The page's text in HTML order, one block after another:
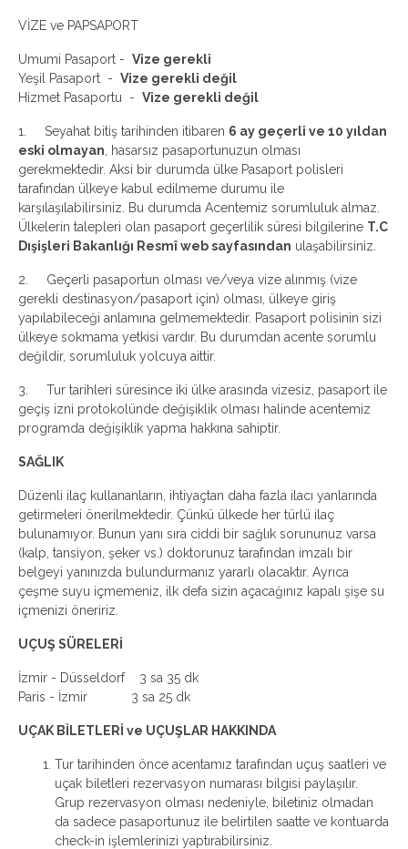
VİZE ve PAPSAPORT
Umumi Pasaport - Vize gerekli
Yeşil Pasaport - Vize gerekli değil
Hizmet Pasaportu - Vize gerekli değil
1. Seyahat bitiş tarihinden itibaren 6 ay geçerli ve 10 yıldan
eski olmayan , hasarsız pasaportunuzun olması
gerekmektedir. Aksi bir durumda ülke Pasaport polisleri
tarafından ülkeye kabul edilmeme durumu ile
karşılaşılabilirsiniz. Bu durumda Acentemiz sorumluluk almaz.
Ülkelerin talepleri olan pasaport geçerlilik süresi bilgilerine T.C
Dışişleri Bakanlığı Resmî web sayfasından ulaşabilirsiniz.
2. Geçerli pasaportun olması ve/veya vize alınmış (vize
gerekli destinasyon/pasaport için) olması, ülkeye giriş
yapılabileceği anlamına gelmemektedir. Pasaport polisinin sizi
ülkeye sokmama yetkisi vardır. Bu durumdan acente sorumlu
değildir, sorumluluk yolcuya aittir.
3. Tur tarihleri süresince iki ülke arasında vizesiz, pasaport ile
geçiş izni protokolünde değişiklik olması halinde acentemiz
programda değişiklik yapma hakkına sahiptir.
SAĞLIK
Düzenli ilaç kullananların, ihtiyaçtan daha fazla ilacı yanlarında
getirmeleri önerilmektedir. Çünkü ülkede her türlü ilaç
bulunamıyor. Bunun yanı sıra ciddi bir sağlık sorununuz varsa
(kalp, tansiyon, şeker vs.) doktorunuz tarafından imzalı bir
belgeyi yanınızda bulundurmanız yararlı olacaktır. Ayrıca
çeşme suyu içmemeniz, ilk defa sizin açacağınız kapalı şişe su
içmenizi öneririz.
UÇUŞ SÜRELERİ
İzmir - Düsseldorf 3 sa 35 dk
Paris - İzmir 3 sa 25 dk
UÇAK BİLETLERİ ve UÇUŞLAR HAKKINDA
Tur tarihinden önce acentamız tarafından uçuş saatleri ve
uçak biletleri rezervasyon numarası bilgisi paylaşılır.
Grup rezervasyon olması nedeniyle, biletiniz olmadan
da sadece pasaportunuz ile belirtilen saatte ve kontuarda
check-in işlemlerinizi yaptırabilirsiniz.